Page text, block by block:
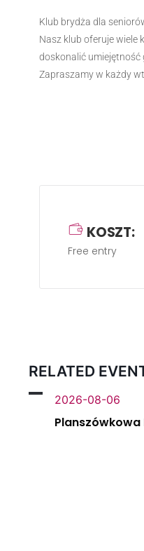
Klub brydża dla
Nasz klub oferuje wiele
doskonalić umiejętność
Zapraszamy w każdy
KOSZT:
Free entry
RELATED
2026-08-06
Planszówkowa